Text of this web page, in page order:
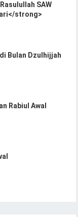
SAW
strong>
Bulan Dzulhijjah
Rabiul Awal